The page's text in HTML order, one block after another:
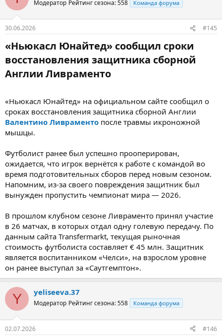
Модератор Рейтинг сезона: 558 Команда форума
30.06.2026 #145
«Ньюкасл Юнайтед» сообщил сроки
восстановления защитника сборной
Англии Ливраменто​
«Ньюкасл Юнайтед» на официальном сайте сообщил о
сроках восстановления защитника сборной Англии
Валентино Ливраменто после травмы икроножной
мышцы.
Футболист ранее был успешно прооперирован,
ожидается, что игрок вернётся к работе с командой во
время подготовительных сборов перед новым сезоном.
Напомним, из-за своего повреждения защитник был
вынужден пропустить чемпионат мира — 2026.
В прошлом клубном сезоне Ливраменто принял участие
в 26 матчах, в которых отдал одну голевую передачу. По
данным сайта Transfermarkt, текущая рыночная
стоимость футболиста составляет € 45 млн. Защитник
является воспитанником «Челси», на взрослом уровне
он ранее выступал за «Саутгемптон».
Y yeliseeva.37
Модератор Рейтинг сезона: 558 Команда форума
02.07.2026 #146